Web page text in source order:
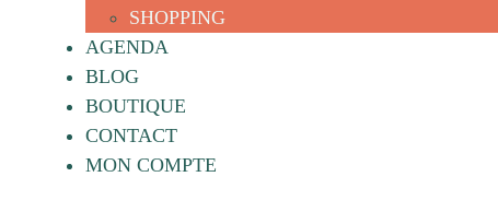
SHOPPING
AGENDA
BLOG
BOUTIQUE
CONTACT
MON COMPTE